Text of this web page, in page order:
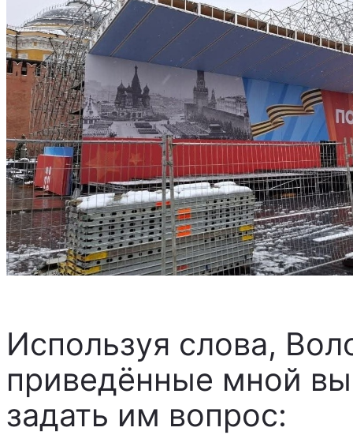
Используя слова,
приведённые мной
задать им вопрос: